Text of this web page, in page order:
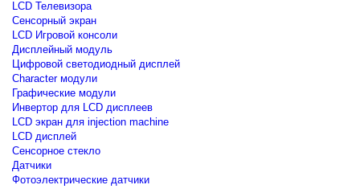
LCD Телевизора
Сенсорный экран
LCD Игровой консоли
Дисплейный модуль
Цифровой светодиодный дисплей
Сharacter модули
Графические модули
Инвертор для LCD дисплеев
LCD экран для injection machine
LCD дисплей
Сенсорное стекло
Датчики
Фотоэлектрические датчики